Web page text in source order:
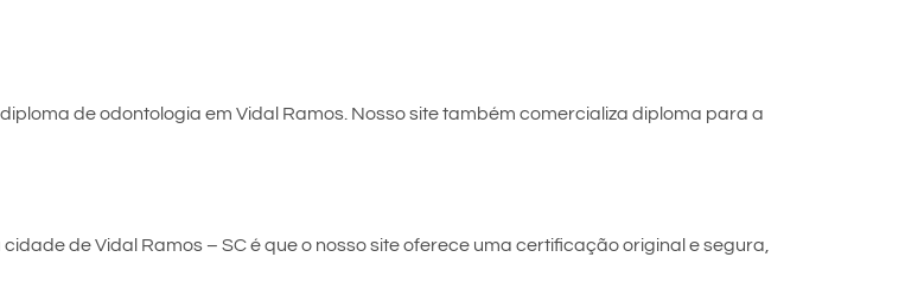
de odontologia em Vidal Ramos. Nosso site também comercializa diploma para a
de Vidal Ramos – SC é que o nosso site oferece uma certificação original e segura,